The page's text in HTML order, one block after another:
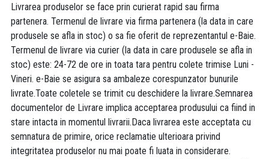
Livrarea produselor se face prin curierat rapid sau firma
partenera. Termenul de livrare via firma partenera (la data in care
produsele se afla in stoc) o sa fie oferit de reprezentantul e-Baie.
Termenul de livrare via curier (la data in care produsele se afla in
stoc) este: 24-72 de ore in toata tara pentru colete trimise Luni -
Vineri. e-Baie se asigura sa ambaleze corespunzator bunurile
livrate.Toate coletele se trimit cu deschidere la livrare.Semnarea
documentelor de Livrare implica acceptarea produsului ca fiind in
stare intacta in momentul livrarii.Daca livrarea este acceptata cu
semnatura de primire, orice reclamatie ulterioara privind
integritatea produselor nu mai poate fi luata in considerare.